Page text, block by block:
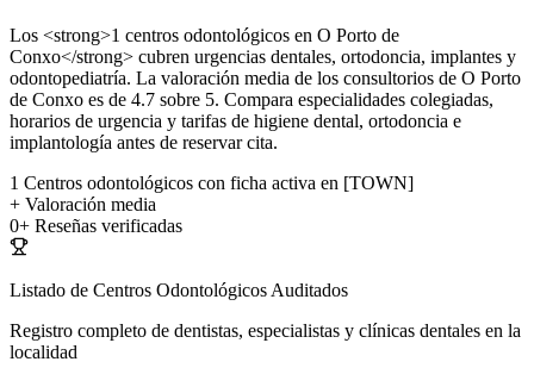
Los <strong>1 centros odontológicos en O Porto de
Conxo</strong> cubren urgencias dentales, ortodoncia, implantes y
odontopediatría. La valoración media de los consultorios de O Porto
de Conxo es de 4.7 sobre 5. Compara especialidades colegiadas,
horarios de urgencia y tarifas de higiene dental, ortodoncia e
implantología antes de reservar cita.
1 Centros odontológicos con ficha activa en [TOWN]
+ Valoración media
0+ Reseñas verificadas
Listado de Centros Odontológicos Auditados
Registro completo de dentistas, especialistas y clínicas dentales en la
localidad